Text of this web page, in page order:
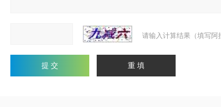
请输入计算结果（填写